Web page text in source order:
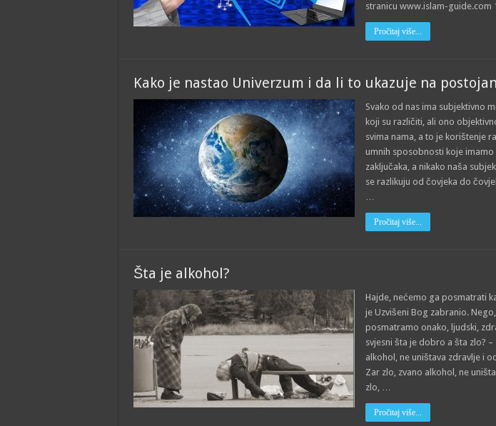
stranicu www.islam-guide.com
Pročitaj više...
Kako je nastao Univerzum i da li to ukazuje na
Svako od nas ima subjektivno
koji su različiti, ali ono
svima nama, a to je korištenje
umnih sposobnosti koje
zaključaka, a nikako naša
se razlikuju od čovjeka do
…
Pročitaj više...
Šta je alkohol?
Hajde, nećemo ga posmatrati
je Uzvišeni Bog zabranio.
posmatramo onako, ljudski,
svjesni šta je dobro a šta zlo? –
alkohol, ne uništava zdravlje i
Zar zlo, zvano alkohol, ne
zlo, …
Pročitaj više...